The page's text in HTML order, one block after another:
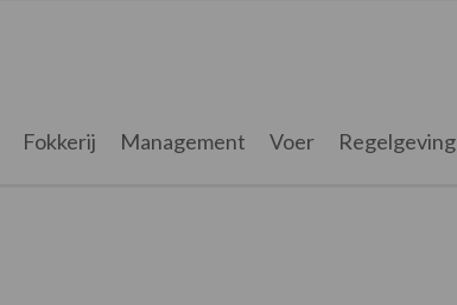
Fokkerij Management Voer Regelgeving